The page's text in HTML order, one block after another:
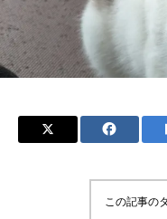
この記事の